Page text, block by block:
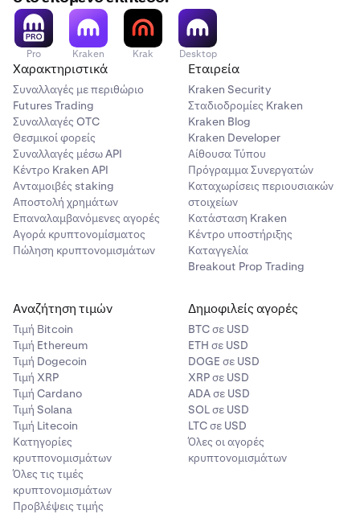
Για να ελέγξετε προσεχτικά τα αιτήματα δελτίων
υποστήριξης:
Συνδεθείτε στον λογαριασμό σας Kraken.
2
Ελέγξτε τις ενεργές περιόδους λειτουργίας και τις
συσκευές σας
για ύποπτες δραστηριότητες. Εάν όλα
είναι φυσιολογικά, μπορείτε να αγνοήσετε το email.
Αν εντοπίσετε ύποπτες συσκευές ή περιόδους
λειτουργίας, κλείστε τις πατώντας το κουμπίXκαι
επικοινωνήστε άμεσα
με την ομάδα υποστήριξης.
3 Βεβαιωθείτε ότι ο λογαριασμός σας στηνKraken και ο
λογαριασμός email σας είναι ασφαλείς και
σύμφωνα με τις απαιτήσεις σας.
Pro Kraken Krak Desktop
Χαρακτηριστικά
Συναλλαγές με περιθώριο
Futures Trading
Συναλλαγές OTC
Θεσμικοί φορείς
Συναλλαγές μέσω API
Κέντρο Kraken API
Ανταμοιβές staking
Αποστολή χρημάτων
Επαναλαμβανόμενες αγορές
Αγορά κρυπτονομίσματος
Πώληση κρυπτονομισμάτων
Εταιρεία
Kraken Security
Σταδιοδρομίες Kraken
Kraken Blog
Kraken Developer
Αίθουσα Τύπου
Πρόγραμμα Συνεργατών
Καταχωρίσεις περιουσιακών
στοιχείων
Κατάσταση Kraken
Κέντρο υποστήριξης
Καταγγελία
Breakout Prop Trading
Αναζήτηση τιμών
Τιμή Βitcoin
Τιμή Ethereum
Τιμή Dogecoin
Τιμή XRP
Τιμή Cardano
Τιμή Solana
Τιμή Litecoin
Κατηγορίες
κρυτπονομισμάτων
Όλες τις τιμές
κρυπτονομισμάτων
Προβλέψεις τιμής
Δημοφιλείς αγορές
BTC σε USD
ETH σε USD
DOGE σε USD
XRP σε USD
ADA σε USD
SOL σε USD
LTC σε USD
Όλες οι αγορές
κρυπτονομισμάτων